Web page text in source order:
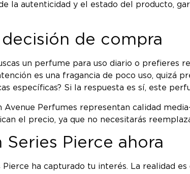
la autenticidad y el estado del producto,
de compra
un perfume para uso diario o prefieres
es una fragancia de poco uso, quizá
específicas? Si la respuesta es sí, este
Perfumes representan calidad
el precio, ya que no necesitarás
Pierce ahora
ha capturado tu interés. La realidad